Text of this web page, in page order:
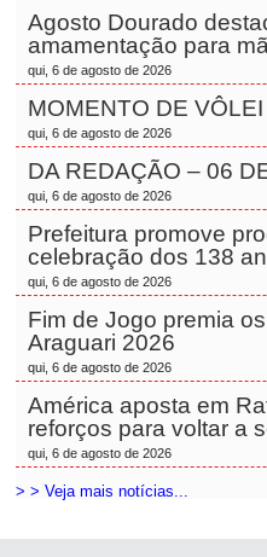
Agosto Dourado
amamentação para
qui, 6 de agosto de 2026
MOMENTO DE
qui, 6 de agosto de 2026
DA REDAÇÃO – 06
qui, 6 de agosto de 2026
Prefeitura promove
celebração dos 138
qui, 6 de agosto de 2026
Fim de Jogo premia
Araguari 2026
qui, 6 de agosto de 2026
América aposta em
reforços para voltar a
qui, 6 de agosto de 2026
> > Veja mais notícias...